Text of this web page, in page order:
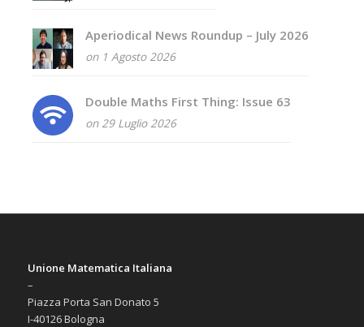
Aperiodical News Roundup – July 2026
on 1 Agosto 2026
Double Maths First Thing: Issue 63
on 29 Luglio 2026
Unione Matematica Italiana
–
Piazza Porta San Donato 5
I-40126 Bologna